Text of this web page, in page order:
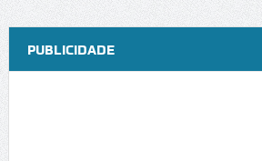
PUBLICIDADE